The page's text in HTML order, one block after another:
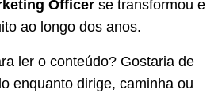
Officer se transformou e
ao longo dos anos.
ler o conteúdo? Gostaria de
enquanto dirige, caminha ou